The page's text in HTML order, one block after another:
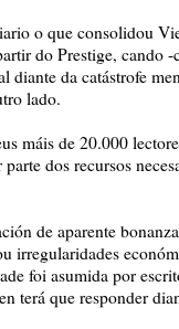
o que consolidou
do Prestige, cando
diante da catástrofe
lado.
máis de 20.000
dos recursos
de aparente
irregularidades
foi asumida por
terá que responder